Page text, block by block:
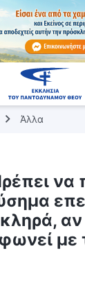
Άλλα
να
αν
με